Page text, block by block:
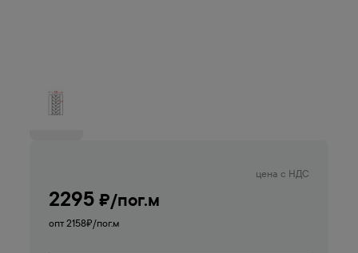
цена с НДС
2295 ₽/пог.м
опт 2158₽/пог.м